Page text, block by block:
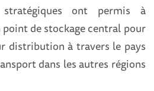
stratégiques ont permis à
de stockage central pour
distribution à travers le pays
dans les autres régions